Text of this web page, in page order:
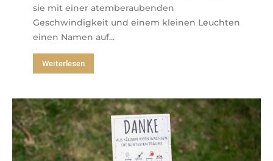
sie mit einer atemberaubenden
Geschwindigkeit und einem kleinen Leuchten
einen Namen auf...
Weiterlesen